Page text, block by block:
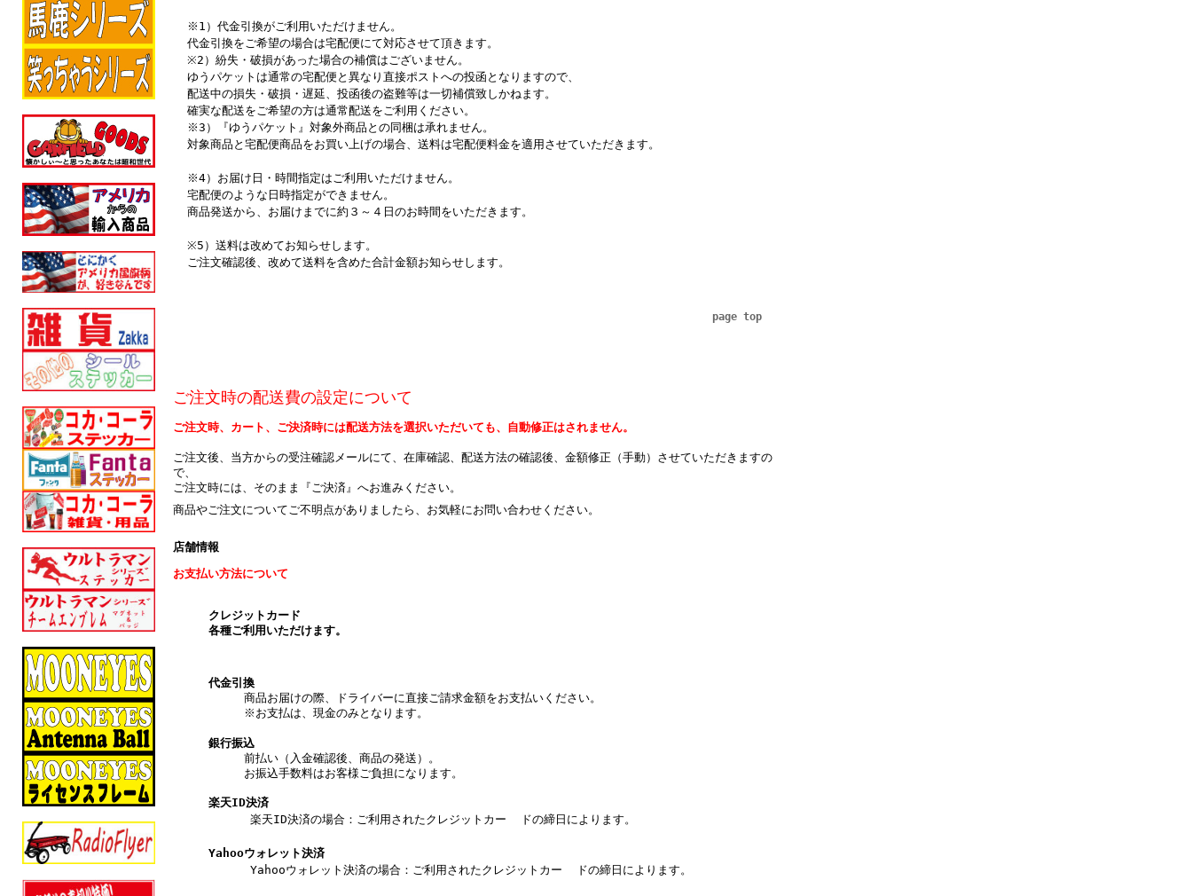
※1）代金引換がご利用いただけません。
代金引換をご希望の場合は宅配便にて対応させて頂きます。
※2）紛失・破損があった場合の補償はございません。
ゆうパケットは通常の宅配便と異なり直接ポストへの投函となりますので、
配送中の損失・破損・遅延、投函後の盗難等は一切補償致しかねます。
確実な配送をご希望の方は通常配送をご利用ください。
※3）『ゆうパケット』対象外商品との同梱は承れません。
対象商品と宅配便商品をお買い上げの場合、送料は宅配便料金を適用させていただきます。
※4）お届け日・時間指定はご利用いただけません。
宅配便のような日時指定ができません。
商品発送から、お届けまでに約３～４日のお時間をいただきます。
※5）送料は改めてお知らせします。
ご注文確認後、改めて送料を含めた合計金額お知らせします。
page top
ご注文時の配送費の設定について
ご注文時、カート、ご決済時には配送方法を選択いただいても、自動修正はされません。
ご注文後、当方からの受注確認メールにて、在庫確認、配送方法の確認後、金額修正（手動）させていただきますの
で、
ご注文時には、そのまま『ご決済』へお進みください。
商品やご注文についてご不明点がありましたら、お気軽にお問い合わせください。
店舗情報
お支払い方法について
クレジットカード
各種ご利用いただけます。
代金引換
商品お届けの際、ドライバーに直接ご請求金額をお支払いください。
※お支払は、現金のみとなります。
銀行振込
前払い（入金確認後、商品の発送）。
お振込手数料はお客様ご負担になります。
楽天ID決済
楽天ID決済の場合：ご利用されたクレジットカー ドの締日によります。
Yahooウォレット決済
Yahooウォレット決済の場合：ご利用されたクレジットカー ドの締日によります。